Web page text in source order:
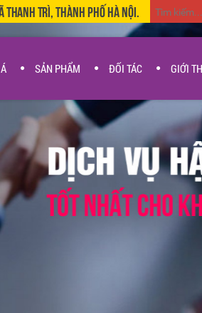
Thanh Trì, Thành Phố Hà Nội.
SẢN PHẨM ĐỐI TÁC GIỚI